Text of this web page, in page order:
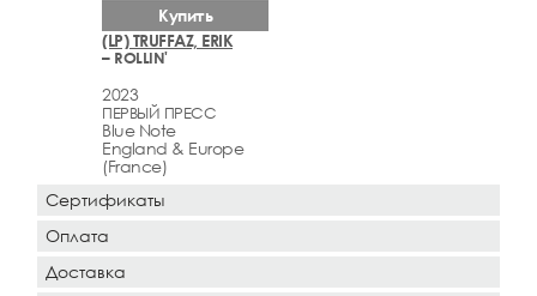
(LP) TRUFFAZ, ERIK
– ROLLIN'
2023
ПЕРВЫЙ ПРЕСС
Blue Note
England & Europe
(France)
Купить
Сертификаты
Оплата
Доставка